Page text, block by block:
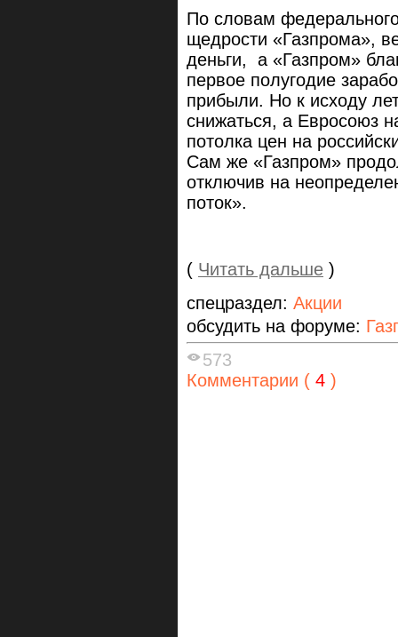
По словам
щедрости «Газпрома»,
деньги, а «Газпром»
первое полугодие
прибыли. Но к исходу
снижаться, а Евросоюз
потолка цен на
Сам же «Газпром»
отключив на
поток».
( Читать дальше )
спецраздел: Акции
обсудить на форуме:
573
Комментарии ( 4 )